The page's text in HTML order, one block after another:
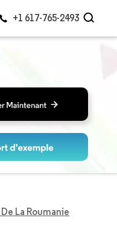
+1 617-765-2493
La Roumanie